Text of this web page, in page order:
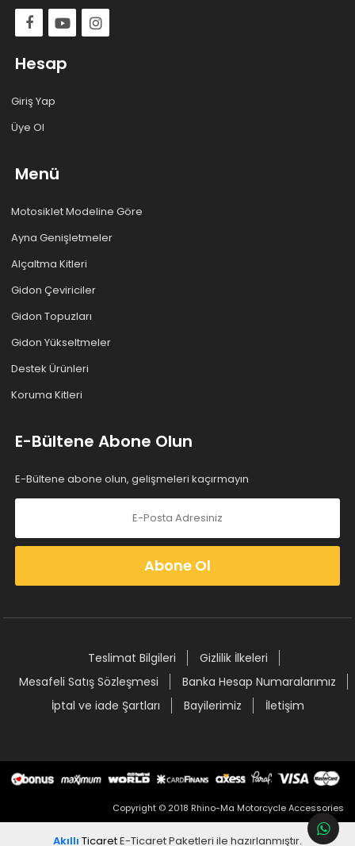
Hesap
Giriş Yap
Üye Ol
Menü
Motosiklet Modeline Göre
Ayna Genişletmeler
Alçaltma Kitleri
Gidon Çeviriciler
Gidon Topuzları
Gidon Yükseltmeler
Destek Ürünleri
Koruma Kitleri
E-Bültene Abone Olun
E-Bültene abone olun, gelişmeleri kaçırmayın
Abone Ol
Teslimat Bilgileri
Gizlilik İlkeleri
Mesafeli Satış Sözleşmesi
Banka Hesap Numaralarımız
İptal ve iade Şartları
Bayilerimiz İletişim
Copyright © 2018 Rhino-Ma Motorcycle Accessories
Akıllı TicaretE-Ticaret Paketleri ile hazırlanmıştır.